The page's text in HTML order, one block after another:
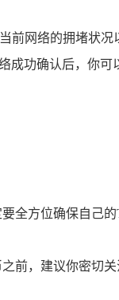
网络的拥堵状
功确认后，你
全方位确保自己
前，建议你密切